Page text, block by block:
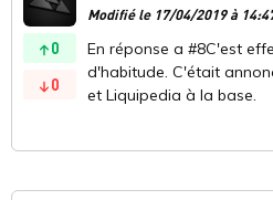
0
0
Modifié le 17/04/2019 à
En réponse a #8C'est
d'habitude. C'était
et Liquipedia à la base.